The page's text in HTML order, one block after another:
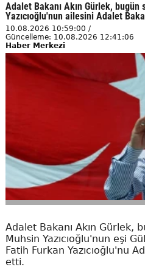
Adalet Bakanı Akın Gürlek,
Yazıcıoğlu'nun ailesini Adalet
10.08.2026 10:59:00 /
Güncelleme: 10.08.2026 12:41:06
Haber Merkezi
Adalet Bakanı Akın Gürlek,
Muhsin Yazıcıoğlu'nun eşi
Fatih Furkan Yazıcıoğlu'nu
etti.